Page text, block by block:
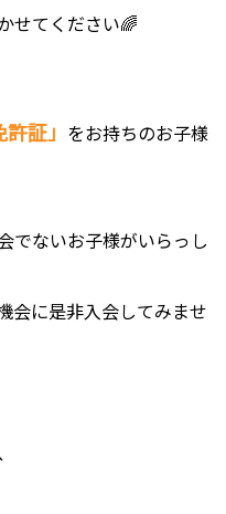
せてください🌈
証」 をお持ちのお子様
でないお子様がいらっし
会に是非入会してみませ